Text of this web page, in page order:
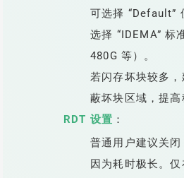
可选择 “Default”
选择 “IDEMA” 标
480G 等）。
若闪存坏块较多
蔽坏块区域，提高
RDT 设置 ：
普通用户建议关闭
因为耗时极长。